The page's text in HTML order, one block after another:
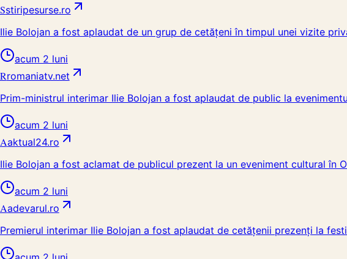
Sstiripesurse.ro
Ilie Bolojan a fost aplaudat de un grup de cetățeni în timpul unei vizite
acum 2 luni
Rromaniatv.net
Prim-ministrul interimar Ilie Bolojan a fost aplaudat de public la
acum 2 luni
Aaktual24.ro
Ilie Bolojan a fost aclamat de publicul prezent la un eveniment cultural în
acum 2 luni
Aadevarul.ro
Premierul interimar Ilie Bolojan a fost aplaudat de cetățenii prezenți la